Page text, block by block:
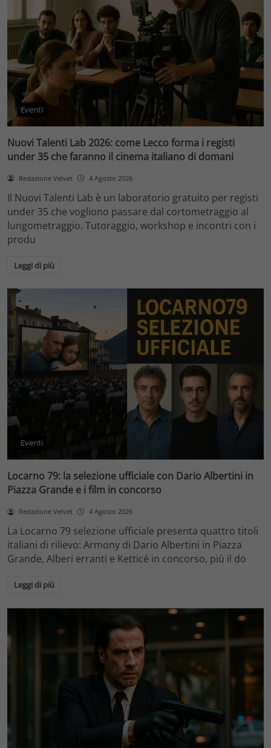
Eventi
Nuovi Talenti Lab 2026: come Lecco forma i registi
under 35 che faranno il cinema italiano di domani
Redazione Velvet 4 Agosto 2026
Il Nuovi Talenti Lab è un laboratorio gratuito per registi
under 35 che vogliono passare dal cortometraggio al
lungometraggio. Tutoraggio, workshop e incontri con i
produ
Leggi di più
Eventi
Locarno 79: la selezione ufficiale con Dario Albertini in
Piazza Grande e i film in concorso
Redazione Velvet 4 Agosto 2026
La Locarno 79 selezione ufficiale presenta quattro titoli
italiani di rilievo: Armony di Dario Albertini in Piazza
Grande, Alberi erranti e Ketticé in concorso, più il do
Leggi di più